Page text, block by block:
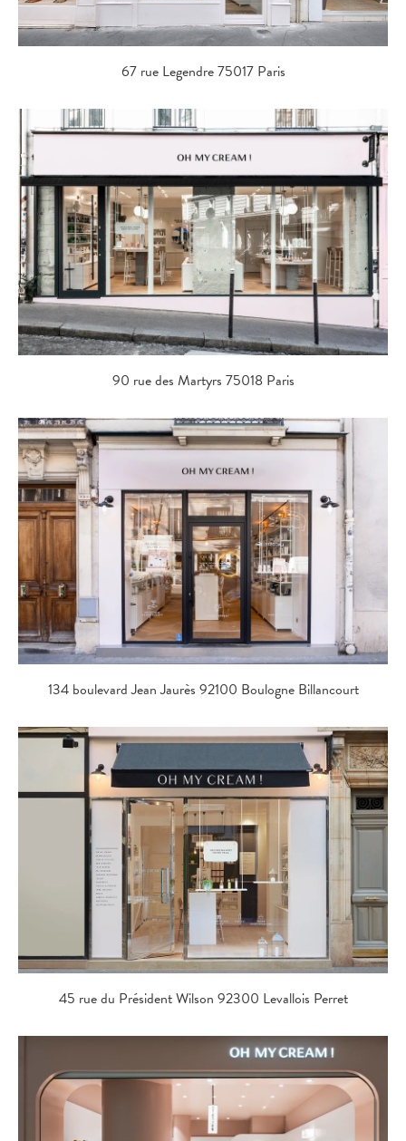
67 rue Legendre 75017 Paris
90 rue des Martyrs 75018 Paris
134 boulevard Jean Jaurès 92100 Boulogne Billancourt
45 rue du Président Wilson 92300 Levallois Perret